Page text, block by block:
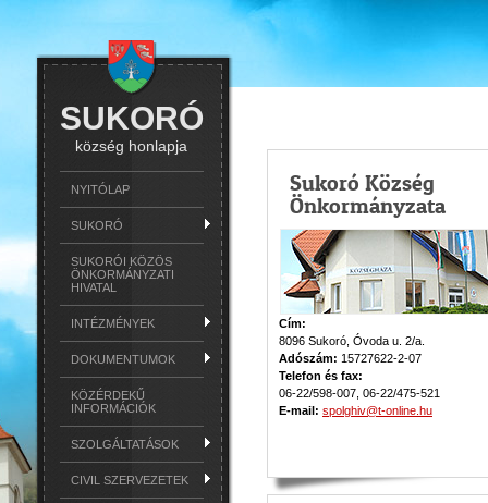
SUKORÓ
község honlapja
NYITÓLAP
SUKORÓ
SUKORÓI KÖZÖS
ÖNKORMÁNYZATI
HIVATAL
INTÉZMÉNYEK
DOKUMENTUMOK
KÖZÉRDEKŰ
INFORMÁCIÓK
SZOLGÁLTATÁSOK
CIVIL SZERVEZETEK
Sukoró Község
Önkormányzata
Cím:
8096 Sukoró, Óvoda u. 2/a.
Adószám: 15727622-2-07
Telefon és fax:
06-22/598-007, 06-22/475-521
E-mail: spolghiv@t-online.hu